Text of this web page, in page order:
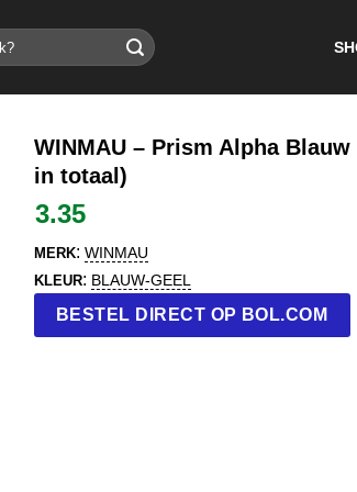
WINMAU – Prism Alpha
in totaal)
3.35
MERK: WINMAU
KLEUR: BLAUW-GEEL
BESTEL DIRECT OP BOL.COM